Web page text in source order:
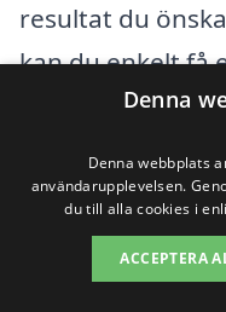
resultat du
kan du enkelt få
kvalificerade
Det finns flera
du kan hitta
Denna
Denna webbplats
användarupplevelsen.
du till alla cookies i
ACCEPTERA